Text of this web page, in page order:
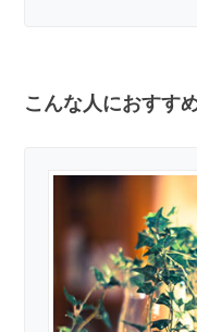
こんな人におすす